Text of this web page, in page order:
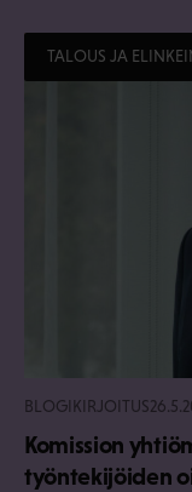
TALOUS JA
BLOGIKIRJOITUS
Komission
työntekijöiden